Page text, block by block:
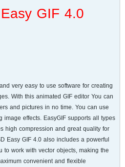
GIF 4.0
very easy to use software for creating
With this animated GIF editor You can
and pictures in no time. You can use
effects. EasyGIF supports all types
high compression and great quality for
Easy GIF 4.0 also includes a powerful
work with vector objects, making the
convenient and flexible.